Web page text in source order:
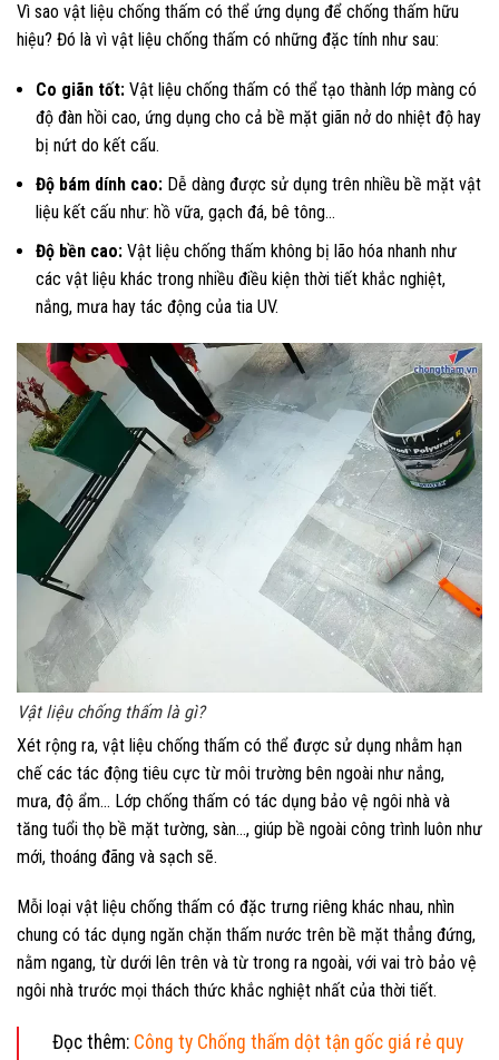
Vì sao vật liệu chống thấm có thể ứng dụng để chống thấm hữu
hiệu? Đó là vì vật liệu chống thấm có những đặc tính như sau:
Co giãn tốt: Vật liệu chống thấm có thể tạo thành lớp màng có
độ đàn hồi cao, ứng dụng cho cả bề mặt giãn nở do nhiệt độ hay
bị nứt do kết cấu.
Độ bám dính cao: Dễ dàng được sử dụng trên nhiều bề mặt vật
liệu kết cấu như: hồ vữa, gạch đá, bê tông…
Độ bền cao: Vật liệu chống thấm không bị lão hóa nhanh như
các vật liệu khác trong nhiều điều kiện thời tiết khắc nghiệt,
nắng, mưa hay tác động của tia UV.
Vật liệu chống thấm là gì?
Xét rộng ra, vật liệu chống thấm có thể được sử dụng nhằm hạn
chế các tác động tiêu cực từ môi trường bên ngoài như nắng,
mưa, độ ẩm… Lớp chống thấm có tác dụng bảo vệ ngôi nhà và
tăng tuổi thọ bề mặt tường, sàn…, giúp bề ngoài công trình luôn như
mới, thoáng đãng và sạch sẽ.
Mỗi loại vật liệu chống thấm có đặc trưng riêng khác nhau, nhìn
chung có tác dụng ngăn chặn thấm nước trên bề mặt thẳng đứng,
nằm ngang, từ dưới lên trên và từ trong ra ngoài, với vai trò bảo vệ
ngôi nhà trước mọi thách thức khắc nghiệt nhất của thời tiết.
Đọc thêm: Công ty Chống thấm dột tận gốc giá rẻ quy